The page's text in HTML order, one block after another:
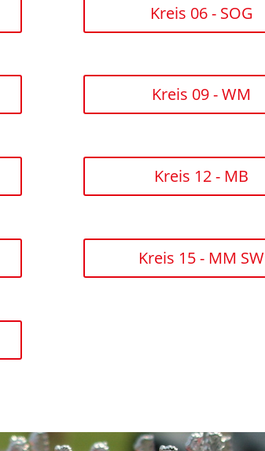
Kreis 06 - SOG
Kreis 09 - WM
Kreis 12 - MB
Kreis 15 - MM SW